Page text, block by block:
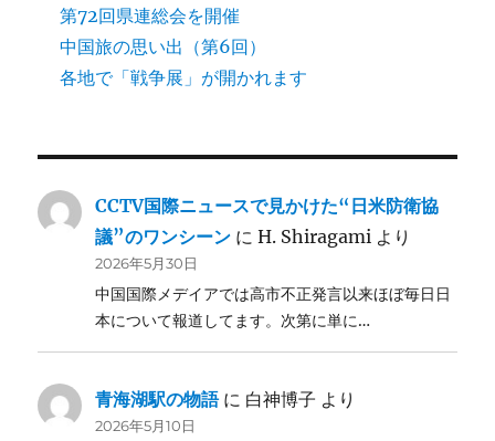
第72回県連総会を開催
中国旅の思い出（第6回）
各地で「戦争展」が開かれます
CCTV国際ニュースで見かけた“日米防衛協
議”のワンシーン にH. Shiragami より
2026年5月30日
中国国際メデイアでは高市不正発言以来ほぼ毎日日
本について報道してます。次第に単に…
青海湖駅の物語に 白神博子 より
2026年5月10日